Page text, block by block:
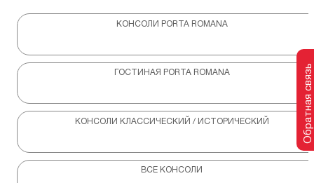
КОНСОЛИ PORTA ROMANA
ГОСТИНАЯ PORTA ROMANA
КОНСОЛИ КЛАССИЧЕСКИЙ / ИСТОРИЧЕСКИЙ
ВСЕ КОНСОЛИ
Обратная связь